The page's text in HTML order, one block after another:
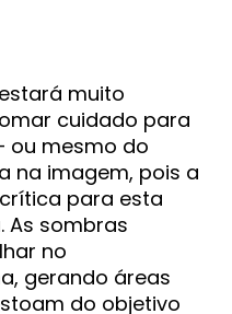
muito
cuidado para
ou mesmo do
na imagem, pois a
para esta
sombras
no
gerando áreas
do objetivo